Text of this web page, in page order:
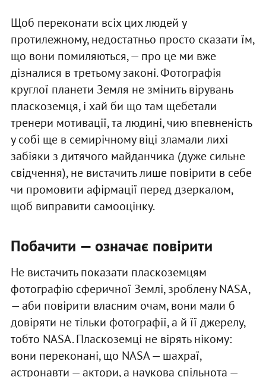
Щоб переконати всіх цих людей у
протилежному, недостатньо просто сказати їм,
що вони помиляються, — про це ми вже
дізналися в третьому законі. Фотографія
круглої планети Земля не змінить вірувань
пласкоземця, і хай би що там щебетали
тренери мотивації, та людині, чию впевненість
у собі ще в семирічному віці зламали лихі
забіяки з дитячого майданчика (дуже сильне
свідчення), не вистачить лише повірити в себе
чи промовити афірмації перед дзеркалом,
щоб виправити самооцінку.
Побачити — означає повірити
Не вистачить показати пласкоземцям
фотографію сферичної Землі, зроблену NASA,
— аби повірити власним очам, вони мали б
довіряти не тільки фотографії, а й її джерелу,
тобто NASA. Пласкоземці не вірять нікому:
вони переконані, що NASA — шахраї,
астронавти — актори, а наукова спільнота —